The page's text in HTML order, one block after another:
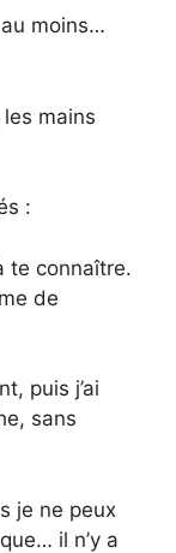
moins…
mains
:
te connaître.
de
puis j’ai
sans
je ne peux
il n’y a